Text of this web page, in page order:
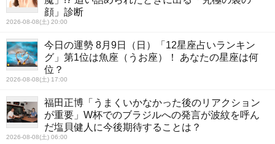
顔」診断
2026-08-08(土) 20:00
今日の運勢 8月9日（日）「12星座占いランキン
グ」第1位は魚座（うお座）！ あなたの星座は何
位？
2026-08-08(土) 17:00
福田正博「うまくいかなかった後のリアクション
が重要」W杯でのブラジルへの発言が波紋を呼ん
だ塩貝健人に今後期待することは？
2026-08-08(土) 06:00